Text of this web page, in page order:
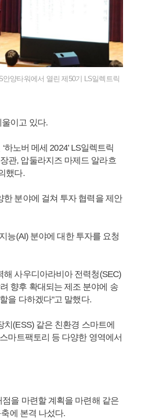
양타워에서 열린 제50기 LS일렉트릭
이고 있다.
노버 메세 2024’ LS일렉트릭
관, 압둘라지즈 마제드 알라흐
했다.
분야에 걸쳐 투자 협력을 제안
능(AI) 분야에 대한 투자를 요청
사우디아라비아 전력청(SEC)
향후 확대되는 제조 분야에 송
을 다하겠다"고 말했다.
(ESS) 같은 친환경 스마트에
마트팩토리 등 다양한 영역에서
을 마련할 계획을 마련해 같은
에 본격 나섰다.